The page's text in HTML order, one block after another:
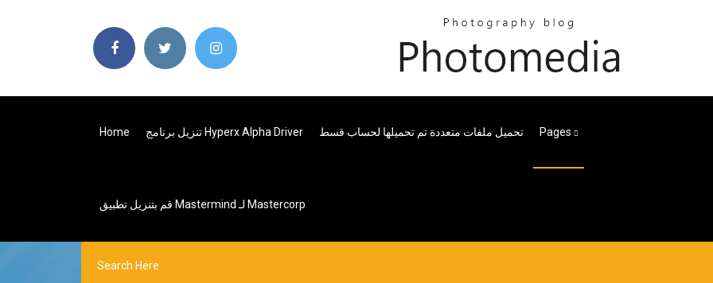
Home تنزيل برنامج Hyperx Alpha Driver تحميل ملفات متعددة تم تحميلها لحساب قسط Pages
قم بتنزيل تطبيق Mastermind لـ Mastercorp